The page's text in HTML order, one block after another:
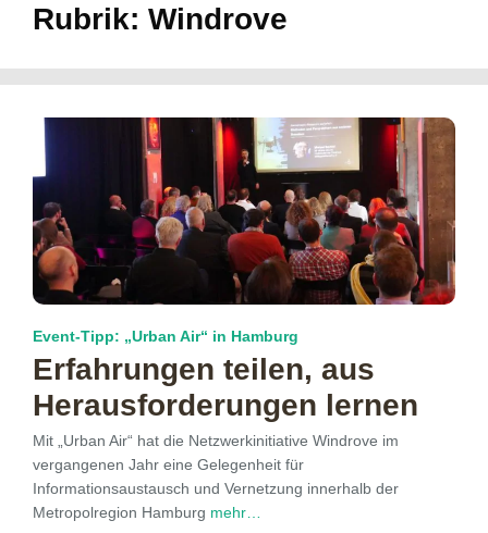
Rubrik: Windrove
Event-Tipp: „Urban Air“ in Hamburg
Erfahrungen teilen, aus
Herausforderungen lernen
Mit „Urban Air“ hat die Netzwerkinitiative Windrove im
vergangenen Jahr eine Gelegenheit für
Informationsaustausch und Vernetzung innerhalb der
Metropolregion Hamburg mehr…